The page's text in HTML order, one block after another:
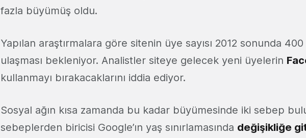
fazla büyümüş oldu.
Yapılan araştırmalara göre sitenin üye sayısı 2012 sonunda
ulaşması bekleniyor. Analistler siteye gelecek yeni üyelerin
kullanmayı bırakacaklarını iddia ediyor.
Sosyal ağın kısa zamanda bu kadar büyümesinde iki sebep
sebeplerden biricisi Google’ın yaş sınırlamasında değişikliğe